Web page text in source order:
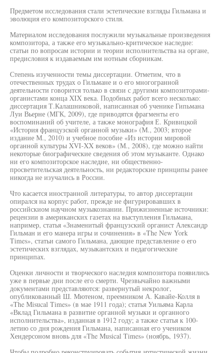
Предметом исследования стали эстетические взгляды Гильмана и
эволюция его композиторского стиля.
Материалом исследования послужили музыкальные произведения
композитора, а также его музыкально-критическое наследие:
статьи по вопросам истории и теории исполнительства на органе,
предисловия к издаваемым им нотным сборникам.
Степень изученности темы диссертации. Отметим, что в
отечественных трудах о Гильмане и о его многогранной
деятельности говорится только в связи с другими композиторами-
органистами конца XIX века. Подобных работ всего несколько:
диссертация Т.Калашниковой, написанная об ученике Гипьмана
Луи Вьерне (МГК, 2009), где приводятся фрагменты его
воспоминаний об учителе, а также монография Е. Кривицкой
«История французской органной музыки» (М., 2003; второе
издание М., 2010) и учебное пособие «Из истории мировой
органной культуры XVI-XX веков» (М., 2008), где можно найти
некоторые биографические сведения об этом музыканте. Однако
ни его композиторское наследие, ни общественно-
просветительская деятельность, ни редакторские принципы ранее
никогда не изучались в России.
Что касается иностранной литературы, то автор диссертации
опирался на корпус работ, прежде не фигурировавших в
российскиом научном музыкознании. Прижизненные источники:
рецензии в американских газетах на выступления Гильмана,
например, статья «Знаменитый французский органист Александр
Гильман и его манера игры и сочинения» в «The New York
Times», статьи самого Гильмана, дающие представление о его
эстетических взглядах, музыкантских и педагогические
принципах.
Оценки личности и творческого наследия композитора появились
уже в первые дни после его смерти. Чрезвычайно важными
документами представляются: развернутый некролог,
опубликованный Ш. Мютеном, преемником А. Кавайе-Колля в
«The Misucal Times» (в мае 1911 года); статья Уильяма Карла
«Вклад Гильмана в развитие органной музыки и органного
исполнительства», изданная в 1912 году; а также статья к 100-
летию со дня рождения Гильмана, написанная его учеником
Хендерсоном вновь для «The Musical Times» (ноябрь, 1937).